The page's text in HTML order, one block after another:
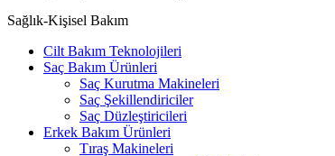
Sağlık-Kişisel Bakım
Cilt Bakım Teknolojileri
Saç Bakım Ürünleri
Saç Kurutma Makineleri
Saç Şekillendiriciler
Saç Düzleştiricileri
Erkek Bakım Ürünleri
Tıraş Makineleri